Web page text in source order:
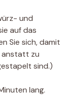
und
auf das
Sie sich, damit
anstatt zu
sind.)
lang.